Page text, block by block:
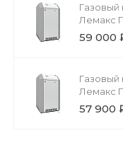
Газовый
Лемакс
59 000
Газовый
Лемакс
57 900